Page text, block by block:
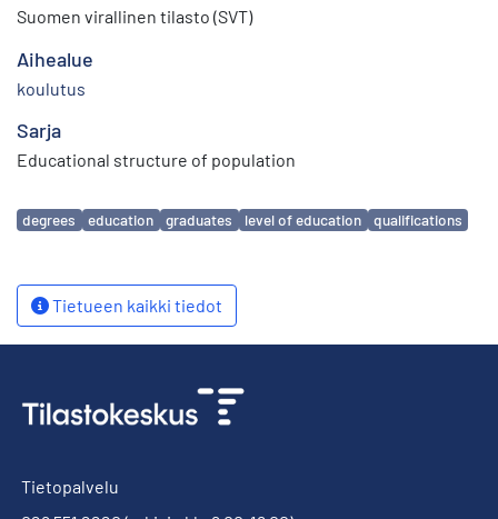
Suomen virallinen tilasto (SVT)
Aihealue
koulutus
Sarja
Educational structure of population
Avainsanat
degrees education graduates level of education qualifications
Tietueen kaikki tiedot
Tietopalvelu